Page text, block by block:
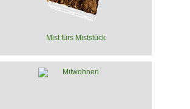
Mist fürs Miststück